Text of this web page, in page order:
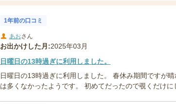
1年前の口コミ
あおさん
お出かけした月:2025年03月
日曜日の13時過ぎに利用しました。
日曜日の13時過ぎに利用しました。 春休み期間ですが
は多くなかったようです。 初めてだったので覗くだけに